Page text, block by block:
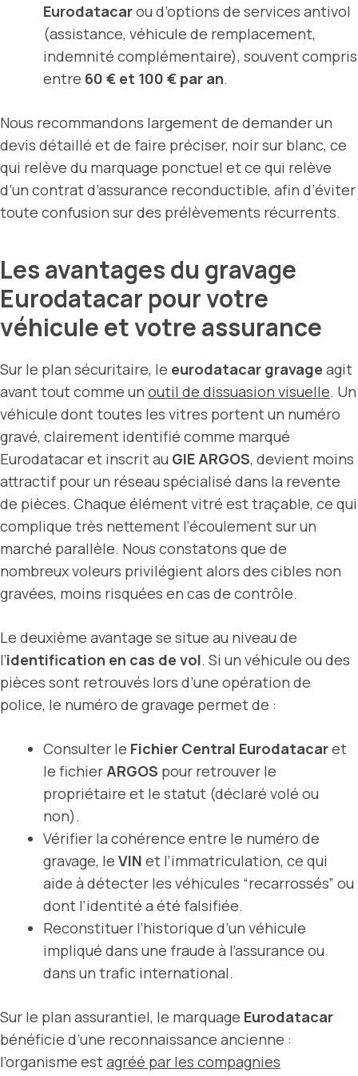
Eurodatacarou d’options de services antivol
(assistance, véhicule de remplacement,
indemnité complémentaire), souvent compris
entre 60 € et 100 € par an.
Nous recommandons largement de demander un
devis détaillé et de faire préciser, noir sur blanc, ce
qui relève du marquage ponctuel et ce qui relève
d’un contrat d’assurance reconductible, afin d’éviter
toute confusion sur des prélèvements récurrents.
Les avantages du gravage
Eurodatacar pour votre
véhicule et votre assurance
Sur le plan sécuritaire, le eurodatacar gravage agit
avant tout comme un outil de dissuasion visuelle. Un
véhicule dont toutes les vitres portent un numéro
gravé, clairement identifié comme marqué
Eurodatacar et inscrit au GIE ARGOS, devient moins
attractif pour un réseau spécialisé dans la revente
de pièces. Chaque élément vitré est traçable, ce qui
complique très nettement l’écoulement sur un
marché parallèle. Nous constatons que de
nombreux voleurs privilégient alors des cibles non
gravées, moins risquées en cas de contrôle.
Le deuxième avantage se situe au niveau de
l’identification en cas de vol. Si un véhicule ou des
pièces sont retrouvés lors d’une opération de
police, le numéro de gravage permet de :
Consulter le Fichier Central Eurodatacaret
le fichier ARGOS pour retrouver le
propriétaire et le statut (déclaré volé ou
non).
Vérifier la cohérence entre le numéro de
gravage, le VIN et l’immatriculation, ce qui
aide à détecter les véhicules “recarrossés” ou
dont l’identité a été falsifiée.
Reconstituer l’historique d’un véhicule
impliqué dans une fraude à l’assurance ou
dans un trafic international.
Sur le plan assurantiel, le marquage Eurodatacar
bénéficie d’une reconnaissance ancienne :
l’organisme estagréé par les compagnies